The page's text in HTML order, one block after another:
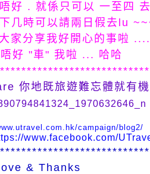
好 . 就係只可以 一至四
几時可以請兩日假去lu
家分享我好開心的事啦 ....
好 "車" 我啦 ... 哈哈
你地既旅遊難忘體就有
campaign/blog2/
www.facebook.com/
& Thanks